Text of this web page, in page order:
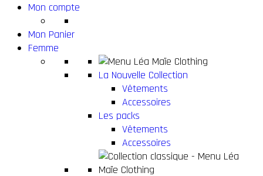
Mon compte
Mon Panier
Femme
La Nouvelle Collection
Vêtements
Accessoires
Les packs
Vêtements
Accessoires